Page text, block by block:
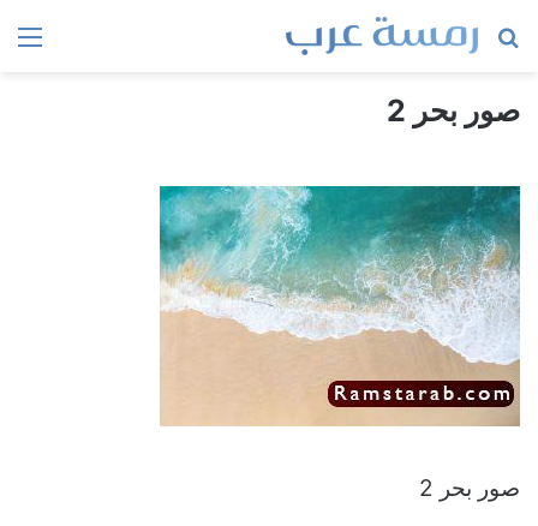
بحث
صور بحر 2
صور بحر 2